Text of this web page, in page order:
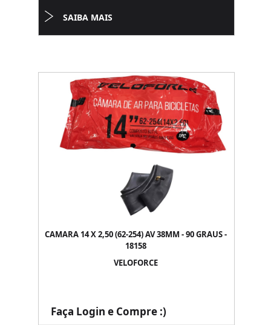
SAIBA MAIS
CAMARA 14 X 2,50 (62-254) AV 38MM - 90 GRAUS -
18158
VELOFORCE
Faça Login e Compre :)